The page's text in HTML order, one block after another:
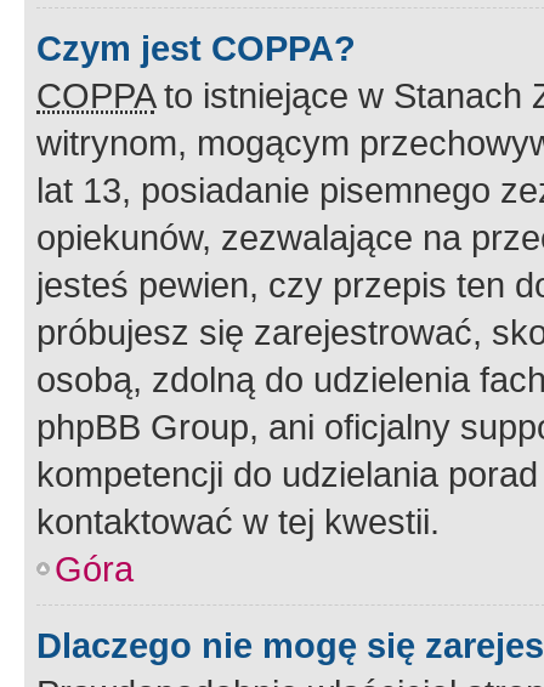
Czym jest COPPA?
COPPAto istniejące w Stanach
witrynom, mogącym
lat 13, posiadanie pisemnego
opiekunów, zezwalające na
jesteś pewien, czy przepis ten
próbujesz się zarejestrować,
osobą, zdolną do udzielenia
phpBB Group, ani oficjalny
kompetencji do udzielania
kontaktować w tej kwestii.
Góra
Dlaczego nie mogę się